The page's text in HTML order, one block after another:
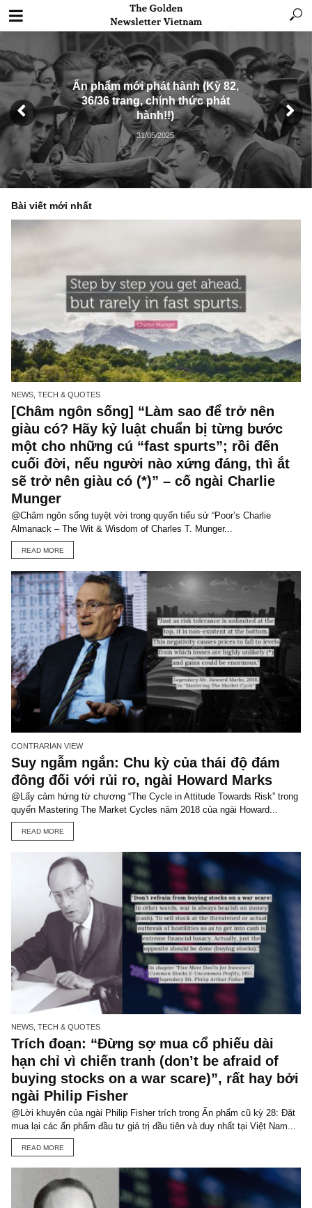
Ấn phẩm mới phát hành (Kỳ 82,
36/36 trang, chính thức phát
hành!!)
31/05/2025
NEWS, TECH & QUOTES
[Châm ngôn sống] “Làm sao để trở nên
giàu có? Hãy kỷ luật chuẩn bị từng
một cho những cú “fast spurts”; rồi đến
cuối đời, nếu người nào xứng đáng, thì
sẽ trở nên giàu có (*)” – cố ngài Charlie
Munger
@Châm ngôn sống tuyệt vời trong quyển tiểu sử “Poor’s Charlie
Almanack – The Wit & Wisdom of Charles T. Munger...
READ MORE
CONTRARIAN VIEW
đông đối với rủi ro, ngài Howard Marks
@Lấy cảm hứng từ chương “The Cycle in Attitude Towards Risk”
quyển Mastering The Market Cycles năm 2018 của ngài Howard...
READ MORE
NEWS, TECH & QUOTES
Trích đoạn: “Đừng sợ mua cổ phiếu dài
hạn chỉ vì chiến tranh (don’t be afraid of
buying stocks on a war scare)”, rất hay